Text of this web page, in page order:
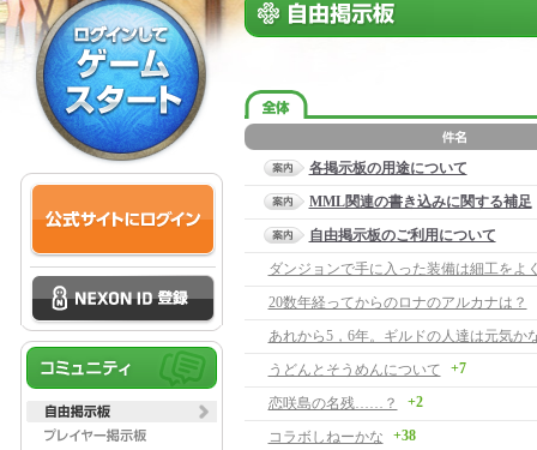
各掲示板の用途について
MML関連の書き込みに関する補足
自由掲示板のご利用について
ダンジョンで手に入った装備は細工をよ
20数年経ってからのロナのアルカナは？
あれから5，6年。ギルドの人達は元気か
うどんとそうめんについて
+7
恋咲島の名残……？ +2
コラボしねーかな +38